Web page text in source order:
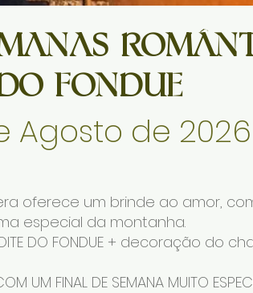
FONDUE
Agosto de 2026
oferece um brinde ao amor,
especial da montanha.
DO FONDUE + decoração do
UM FINAL DE SEMANA MUITO